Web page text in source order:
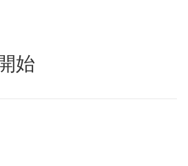
スイッチ搭載、デュアルチャネル、
続、バックプレーン トランシーバ
始